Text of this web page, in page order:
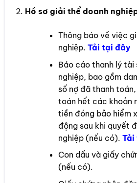
Hồ sơ giải thể doanh
Thông báo về việc
nghiệp.Tải tại đây
Báo cáo thanh lý tài
nghiệp, bao gồm
số nợ đã thanh
toán hết các khoản
tiền đóng bảo hiểm
động sau khi quyết
nghiệp (nếu có).
Con dấu và giấy
(nếu có).